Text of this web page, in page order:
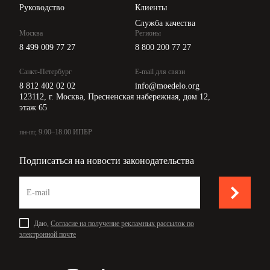
Руководство
Клиенты
Служба качества
Москва
8 499 009 77 27
Санкт-Петербург
8 812 402 02 02
Регионы
8 800 200 77 27
E-mail для связи
info@moedelo.org
123112, г. Москва, Пресненская набережная, дом 12,
этаж 65
пн-пт, 9:00–18:00 ИПБР
Подписаться на новости законодательства
Даю, Согласие на получение рекламных рассылок по
электронной почте